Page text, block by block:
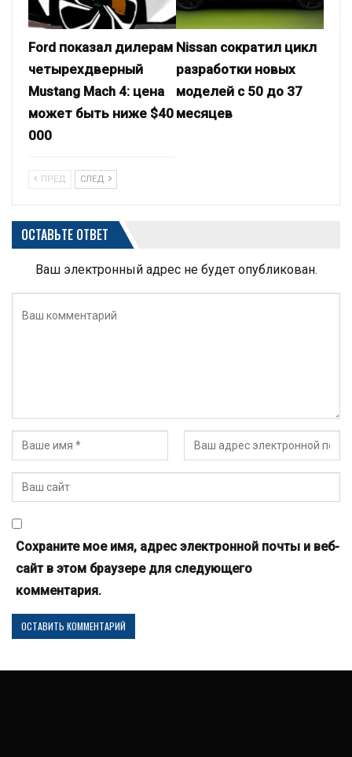
Ford показал дилерам
четырехдверный
Mustang Mach 4: цена
может быть ниже $40
000
Nissan сократил цикл
разработки новых
моделей с 50 до 37
месяцев
ПРЕД СЛЕД
ОСТАВЬТЕ ОТВЕТ
Ваш электронный адрес не будет опубликован.
Сохраните мое имя, адрес электронной почты и веб-
сайт в этом браузере для следующего
комментария.